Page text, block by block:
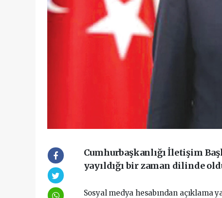
Cumhurbaşkanlığı İletişim
yayıldığı bir zaman dilinde
Sosyal medya hesabından açıklama